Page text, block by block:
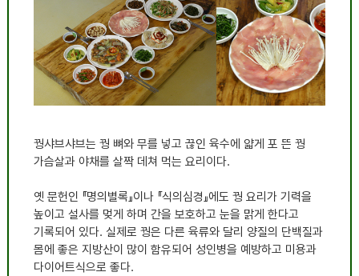
꿩샤브샤브는 꿩 뼈와 무를 넣고 끊인 육수에 얇게 포 뜬 꿩
가슴살과 야채를 살짝 데쳐 먹는 요리이다.
옛 문헌인 『명의별록』이나 『식의심경 』에도 꿩 요리가 기력을
높이고 설사를 멎게 하며 간을 보호하고 눈을 맑게 한다고
기록되어 있다. 실제로 꿩은 다른 육류와 달리 양질의 단백질과
몸에 좋은 지방산이 많이 함유되어 성인병을 예방하고 미용과
다이어트식으로 좋다.